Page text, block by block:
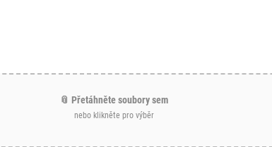
📎 Přetáhněte soubory sem
nebo klikněte pro výběr